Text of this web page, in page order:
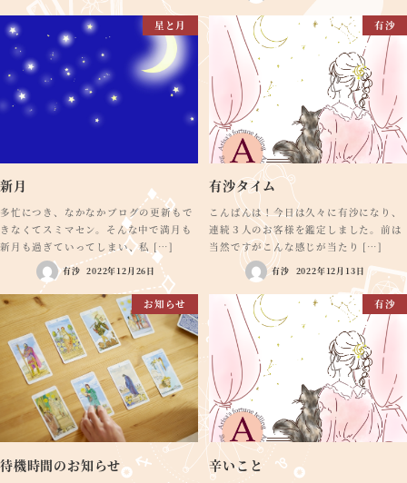
星と月
新月
多忙につき、なかなかブログの更新もで
きなくてスミマセン。そんな中で満月も
新月も過ぎていってしまい、私 […]
有沙 2022年12月26日
有沙
有沙タイム
こんばんは！今日は久々に有沙になり、
連続３人のお客様を鑑定しました。前は
当然ですがこんな感じが当たり […]
有沙 2022年12月13日
お知らせ
待機時間のお知らせ
有沙
辛いこと